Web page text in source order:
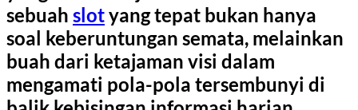
sebuah slotyang tepat bukan hanya
soal keberuntungan semata, melainkan
buah dari ketajaman visi dalam
mengamati pola-pola tersembunyi di